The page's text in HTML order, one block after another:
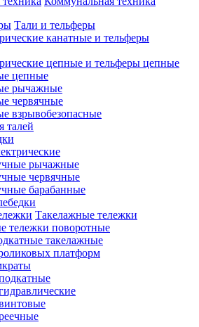
Тали и тельферы
канатные и тельферы
цепные и тельферы цепные
цепные
рычажные
червячные
взрывобезопасные
талей
рычажные
червячные
барабанные
Такелажные тележки
тележки поворотные
такелажные
платформ